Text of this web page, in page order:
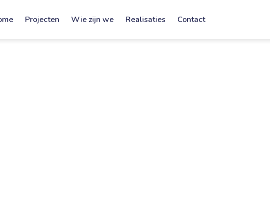
Projecten Wie zijn we Realisaties Contact